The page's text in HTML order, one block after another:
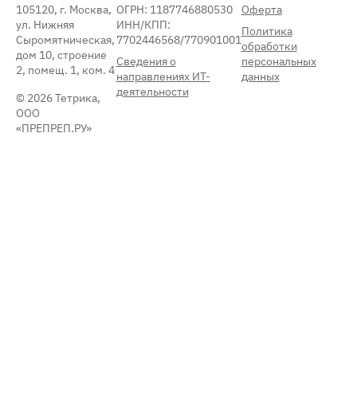
105120, г. Москва,
ул. Нижняя
Сыромятническая,
дом 10, строение
2, помещ. 1, ком. 4
© 2026 Тетрика,
ООО
«ПРЕПРЕП.РУ»
ОГРН: 1187746880530
ИНН/КПП:
7702446568/770901001
Сведения о
направлениях ИТ-
деятельности
Оферта
Политика
обработки
персональных
данных